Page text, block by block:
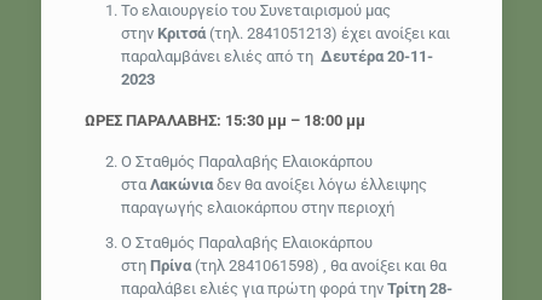
To ελαιουργείο του Συνεταιρισμού μας
στην Κριτσά(τηλ. 2841051213) έχει ανοίξει και
παραλαμβάνει ελιές από τη Δευτέρα 20-11-
2023
ΩΡΕΣ ΠΑΡΑΛΑΒΗΣ: 15:30 μμ – 18:00 μμ
Ο Σταθμός Παραλαβής Ελαιοκάρπου
σταΛακώνιαδεν θα ανοίξει λόγω έλλειψης
παραγωγής ελαιοκάρπου στην περιοχή
Ο Σταθμός Παραλαβής Ελαιοκάρπου
στη Πρίνα (τηλ 2841061598) , θα ανοίξει και θα
παραλάβει ελιές για πρώτη φορά την Τρίτη 28-